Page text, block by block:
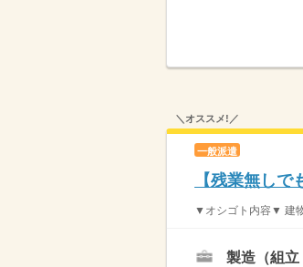
＼オススメ!／
一般派遣
【残業無し
▼オシゴト内容▼ 建
製造（組立